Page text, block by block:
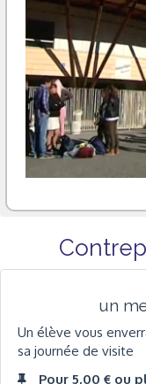
un
Un élève vous
sa journée de visite
Pour 5,00 € ou